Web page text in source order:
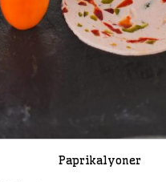
Paprikalyoner